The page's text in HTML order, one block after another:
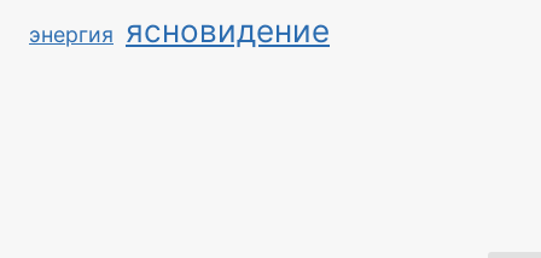
энергия ясновидение